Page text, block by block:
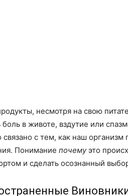
несмотря на свою
боль в животе, вздутие или
связано с тем, как наш
Понимание почемуэто
и сделать осознанный